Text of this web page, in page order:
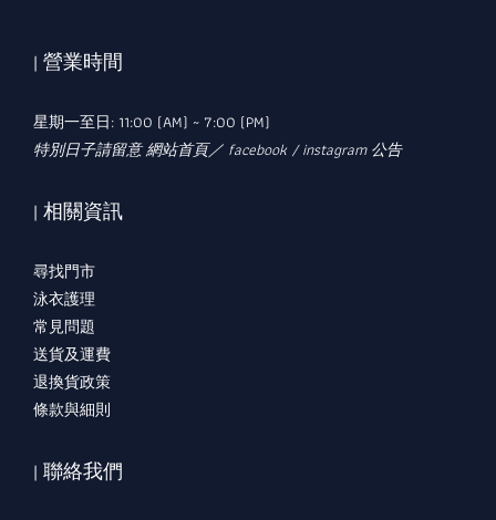
| 營業時間
星期一至日: 11:00 (AM) ~ 7:00 (PM)
特別日子請留意 網站首頁／ facebook / instagram 公告
| 相關資訊
尋找門市
泳衣護理
常見問題
送貨及運費
退換貨政策
條款與細則
| 聯絡我們